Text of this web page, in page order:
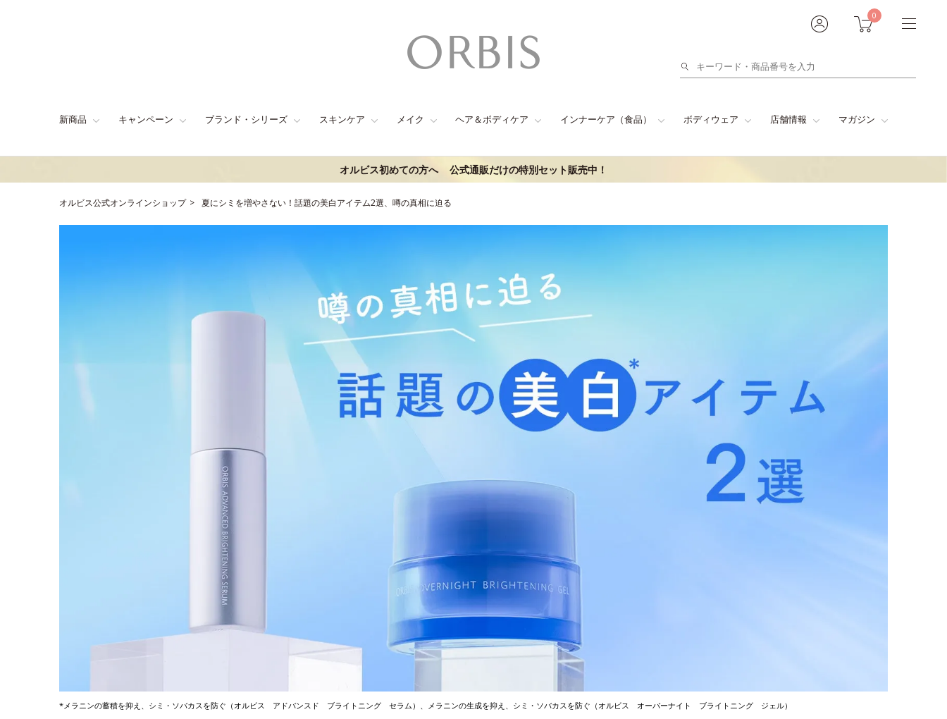
0
検
新商品 キャンペーン ブランド・シリーズ スキンケア メイク ヘア＆ボディケア インナーケア（食品） ボディウェア 店舗情報 マガジン
オルビス初めての方へ 公式通販だけの特別セット販売中！
オルビス公式オンラインショップ 夏にシミを増やさない！話題の美白アイテム2選、噂の真相に迫る
*メラニンの蓄積を抑え、シミ・ソバカスを防ぐ（オルビス アドバンスド ブライトニング セラム）、メラニンの生成を抑え、シミ・ソバカスを防ぐ（オルビス オーバーナイト ブライトニング ジェル）